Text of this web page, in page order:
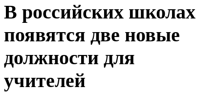
В российских школах
появятся две новые
должности для
учителей